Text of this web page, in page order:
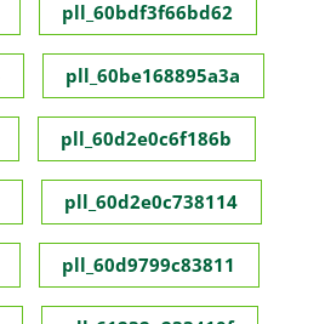
pll_60bdf3f66bd62
pll_60be168895a3a
pll_60d2e0c6f186b
pll_60d2e0c738114
pll_60d9799c83811